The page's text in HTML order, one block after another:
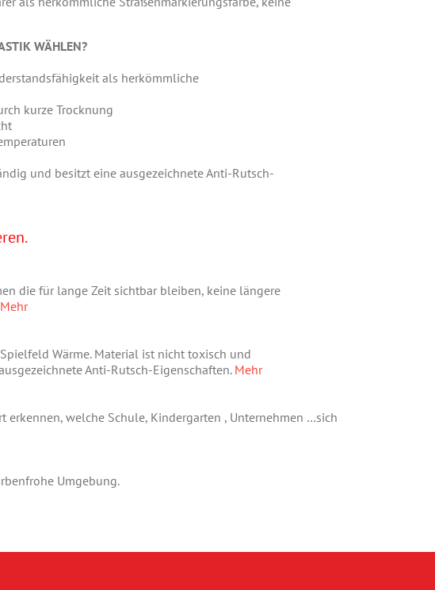
WÄHLEN?
als herkömmliche
kurze Trocknung
und besitzt eine ausgezeichnete Anti-Rutsch-
die für lange Zeit sichtbar bleiben, keine längere
Mehr
Wärme. Material ist nicht toxisch und
Anti-Rutsch-Eigenschaften. Mehr
erkennen, welche Schule, Kindergarten , Unternehmen …sich
Umgebung.